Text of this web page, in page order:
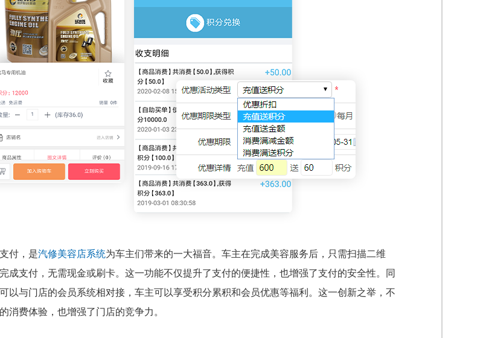
付，是汽修美容店系统为车主们带来的一大福音。车主在完成美容服务后，只需扫描二维
成支付，无需现金或刷卡。这一功能不仅提升了支付的便捷性，也增强了支付的安全性。同
以与门店的会员系统相对接，车主可以享受积分累积和会员优惠等福利。这一创新之举，不
消费体验，也增强了门店的竞争力。